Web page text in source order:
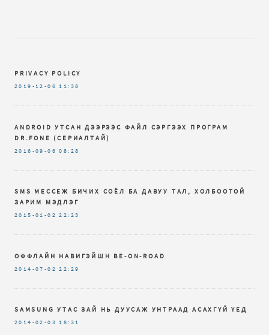
PRIVACY POLICY
2019-12-06 11:38
ANDROID УТСАН ДЭЭРЭЭС ФАЙЛ СЭРГЭЭХ ПРОГРАМ
DR.FОNЕ (СЕРИАЛТАЙ)
2016-09-06 08:28
SMS МЕССЕЖ БИЧИХ СОЁЛ БА ДАВУУ ТАЛ, ХОЛБООТОЙ
ЗАРИМ МЭДЛЭГ
2015-01-02 22:23
ОФФЛАЙН НАВИГЭЙШН BE-ON-ROAD
2014-07-02 22:29
SAMSUNG УТАС ЗАЙ НЬ ДУУСАЖ УНТРААД АСАХГҮЙ ҮЕД
2014-02-03 18:31